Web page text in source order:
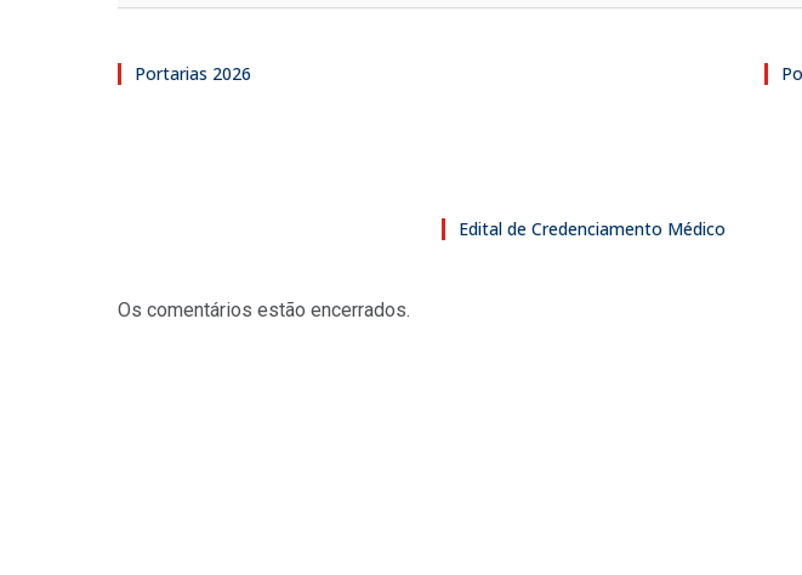
Portarias 2026
Edital de Credenciamento Médico
Os comentários estão encerrados.